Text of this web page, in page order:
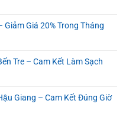
Giảm Giá 20% Trong Tháng
Tre – Cam Kết Làm Sạch
Giang – Cam Kết Đúng Giờ